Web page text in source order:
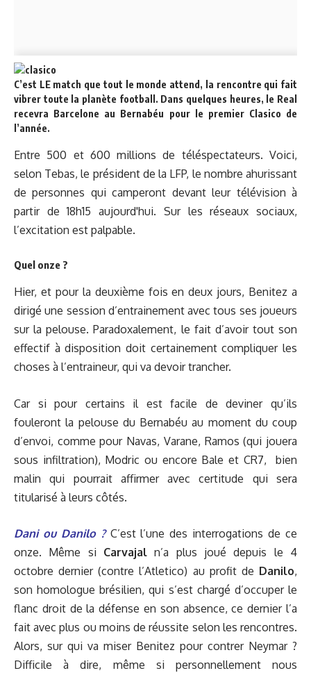
C’est LE match que tout le monde attend, la rencontre qui fait
vibrer toute la planète football. Dans quelques heures, le Real
recevra Barcelone au Bernabéu pour le premier Clasico de
l’année.
Entre 500 et 600 millions de téléspectateurs. Voici,
selon Tebas, le président de la LFP, le nombre ahurissant
de personnes qui camperont devant leur télévision à
partir de 18h15 aujourd'hui. Sur les réseaux sociaux,
l’excitation est palpable.
Quel onze ?
Hier, et pour la deuxième fois en deux jours, Benitez a
dirigé une session d’entrainement avec tous ses joueurs
sur la pelouse. Paradoxalement, le fait d’avoir tout son
effectif à disposition doit certainement compliquer les
choses à l’entraineur, qui va devoir trancher.
Car si pour certains il est facile de deviner qu’ils
fouleront la pelouse du Bernabéu au moment du coup
d’envoi, comme pour Navas, Varane, Ramos (qui jouera
sous infiltration), Modric ou encore Bale et CR7,
bien
malin qui pourrait affirmer avec certitude qui sera
titularisé à leurs côtés.
Dani ou Danilo ?C’est l’une des interrogations de ce
onze. Même si Carvajal n’a plus joué depuis le 4
octobre dernier (contre l’Atletico) au profit de Danilo,
son homologue brésilien, qui s’est chargé d’occuper le
flanc droit de la défense en son absence, ce dernier l’a
fait avec plus ou moins de réussite selon les rencontres.
Alors, sur qui va miser Benitez pour contrer Neymar ?
Difficile à dire, même si personnellement nous